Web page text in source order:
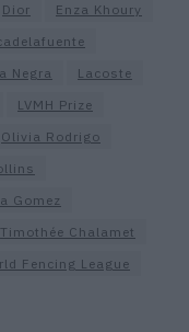
Dior
Enza Khoury
Negra
Lacoste
LVMH Prize
Olivia Rodrigo
Gomez
Timothée Chalamet
Fencing League